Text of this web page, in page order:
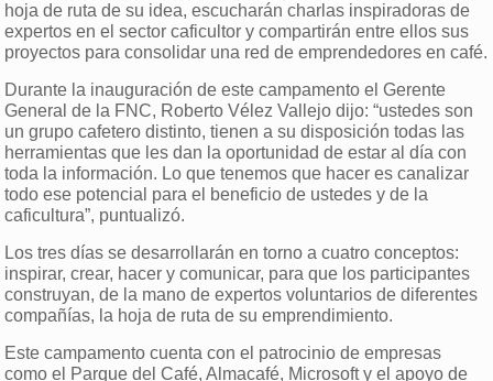
hoja de ruta de su idea, escucharán charlas inspiradoras de
expertos en el sector caficultor y compartirán entre ellos sus
proyectos para consolidar una red de emprendedores en café.
Durante la inauguración de este campamento el Gerente
General de la FNC, Roberto Vélez Vallejo dijo: “ustedes son
un grupo cafetero distinto, tienen a su disposición todas las
herramientas que les dan la oportunidad de estar al día con
toda la información. Lo que tenemos que hacer es canalizar
todo ese potencial para el beneficio de ustedes y de la
caficultura”, puntualizó.
Los tres días se desarrollarán en torno a cuatro conceptos:
inspirar, crear, hacer y comunicar, para que los participantes
construyan, de la mano de expertos voluntarios de diferentes
compañías, la hoja de ruta de su emprendimiento.
Este campamento cuenta con el patrocinio de empresas
como el Parque del Café, Almacafé, Microsoft y el apoyo de